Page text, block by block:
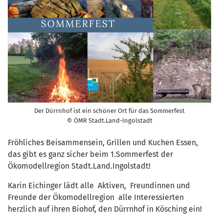
Der Dürrnhof ist ein schöner Ort für das Sommerfest
© ÖMR Stadt.Land-Ingolstadt
Fröhliches Beisammensein, Grillen und Kuchen Essen,
das gibt es ganz sicher beim 1.Sommerfest der
Ökomodellregion Stadt.Land.Ingolstadt!
Karin Eichinger lädt alle Aktiven, Freundinnen und
Freunde der Ökomodellregion alle Interessierten
herzlich auf ihren Biohof, den Dürrnhof in Kösching ein!